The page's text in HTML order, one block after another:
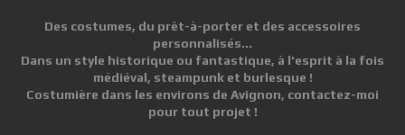
Des costumes, du prêt-à-porter et des accessoires
personnalisés...
Dans un style historique ou fantastique, à l'esprit à la fois
médiéval, steampunk et burlesque !
Costumière dans les environs de Avignon, contactez-moi
pour tout projet !